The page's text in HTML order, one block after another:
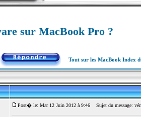
sur MacBook Pro ?
Tout sur les MacBook Index
Post� le: Mar 12 Juin 2012 à 9:46 Sujet du message: